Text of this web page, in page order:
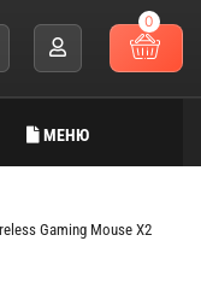
0
МЕНЮ
Gaming Mouse X2